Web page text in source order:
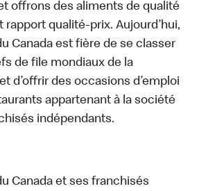
offrons des aliments de qualité
rapport qualité-prix. Aujourd’hui,
Canada est fière de se classer
de file mondiaux de la
d’offrir des occasions d’emploi
appartenant à la société
indépendants.
Canada et ses franchisés